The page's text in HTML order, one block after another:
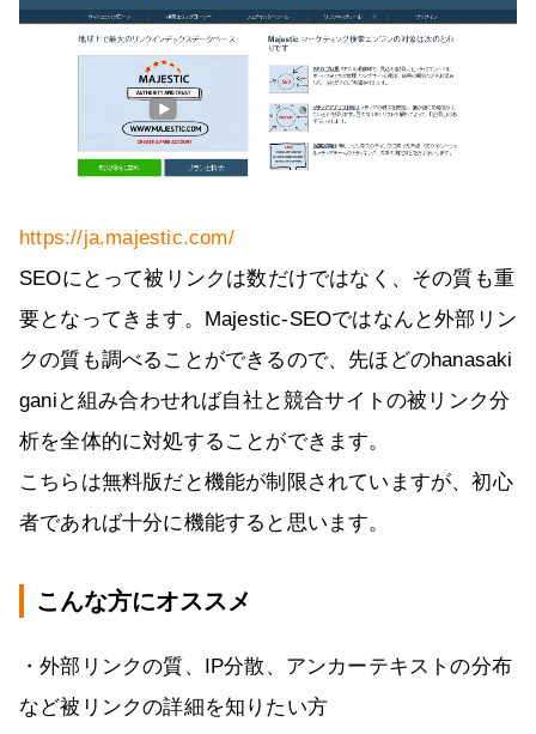
https://ja.majestic.com/
SEOにとって被リンクは数だけではなく、その質も重
要となってきます。Majestic-SEOではなんと外部リン
クの質も調べることができるので、先ほどのhanasaki
ganiと組み合わせれば自社と競合サイトの被リンク分
析を全体的に対処することができます。
こちらは無料版だと機能が制限されていますが、初心
者であれば十分に機能すると思います。
こんな方にオススメ
・外部リンクの質、IP分散、アンカーテキストの分布
など被リンクの詳細を知りたい方